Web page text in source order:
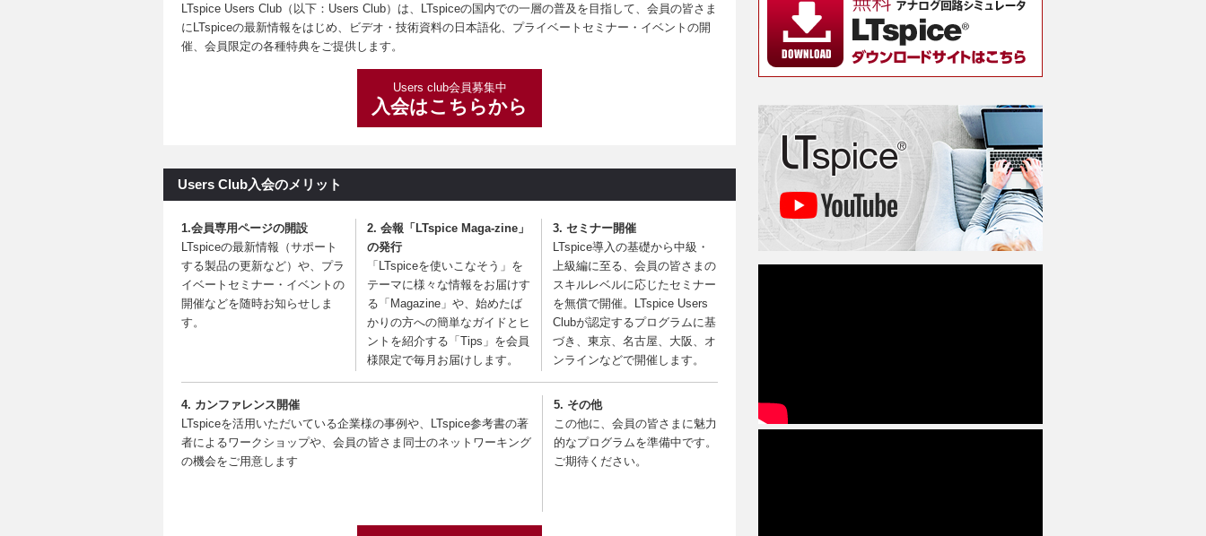
LTspice Users Club（以下：Users Club）は、LTspiceの国内での一層の普及を目指して、会員の皆さま
にLTspiceの最新情報をはじめ、ビデオ・技術資料の日本語化、プライベートセミナー・イベントの開
催、会員限定の各種特典をご提供します。
Users club会員募集中
入会はこちらから
Users Club入会のメリット
1.会員専用ページの開設
LTspiceの最新情報（サポート
する製品の更新など）や、プラ
イベートセミナー・イベントの
開催などを随時お知らせしま
す。
2. 会報「LTspice Maga-zine」
の発行
「LTspiceを使いこなそう」を
テーマに様々な情報をお届けす
る「Magazine」や、始めたば
かりの方への簡単なガイドとヒ
ントを紹介する「Tips」を会員
様限定で毎月お届けします。
3. セミナー開催
LTspice導入の基礎から中級・
上級編に至る、会員の皆さまの
スキルレベルに応じたセミナー
を無償で開催。LTspice Users
Clubが認定するプログラムに基
づき、東京、名古屋、大阪、オ
ンラインなどで開催します。
4. カンファレンス開催
LTspiceを活用いただいている企業様の事例や、LTspice参考書の著
者によるワークショップや、会員の皆さま同士のネットワーキング
の機会をご用意します
5. その他
この他に、会員の皆さまに魅力
的なプログラムを準備中です。
ご期待ください。